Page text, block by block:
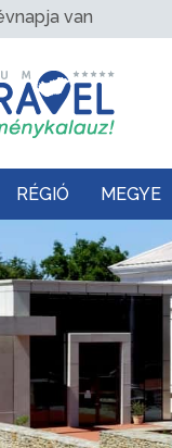
van
RÉGIÓ MEGYE